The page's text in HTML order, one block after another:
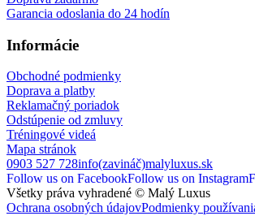
Garancia odoslania do 24 hodín
Informácie
Obchodné podmienky
Doprava a platby
Reklamačný poriadok
Odstúpenie od zmluvy
Tréningové videá
Mapa stránok
0903 527 728info(zavináč)malyluxus.sk
Follow us on FacebookFollow us on Instagram
Všetky práva vyhradené © Malý Luxus
Ochrana osobných údajovPodmienky